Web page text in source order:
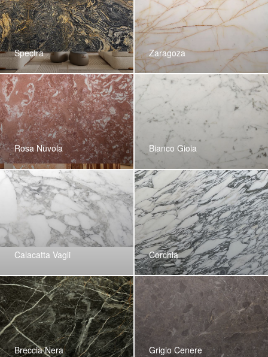
Spectra Zaragoza
Rosa Nuvola Bianco Gioia
Calacatta Vagli Corchia
Breccia Nera Grigio Cenere